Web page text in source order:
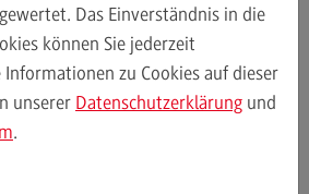
für Unternehmen
des
–
Das Einverständnis in die
können Sie jederzeit
zu Cookies auf dieser
unserer Datenschutzerklärung und
.